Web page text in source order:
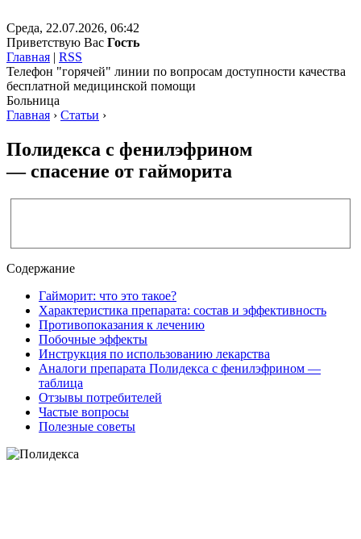
Среда, 22.07.2026, 06:42
Приветствую Вас Гость
Главная | RSS
Телефон "горячей" линии по вопросам доступности качества
бесплатной медицинской помощи
Больница
Главная › Статьи ›
Полидекса с фенилэфрином
— спасение от гайморита
Содержание
Гайморит: что это такое?
Характеристика препарата: состав и эффективность
Противопоказания к лечению
Побочные эффекты
Инструкция по использованию лекарства
Аналоги препарата Полидекса с фенилэфрином —
таблица
Отзывы потребителей
Частые вопросы
Полезные советы